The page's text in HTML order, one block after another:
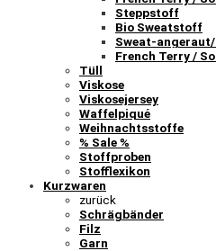
Steppstoff
Bio Sweatstoff
Sweat-
French Terry /
Tüll
Viskose
Viskosejersey
Waffelpiqué
Weihnachtsstoffe
% Sale %
Stoffproben
Stofflexikon
Kurzwaren
zurück
Schrägbänder
Filz
Garn